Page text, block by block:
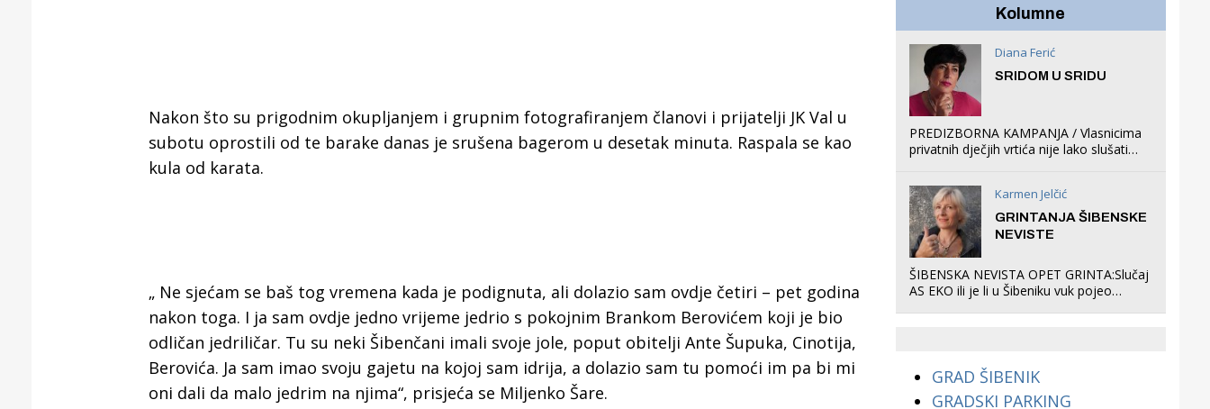
Nakon što su prigodnim okupljanjem i grupnim fotografiranjem članovi i prijatelji JK Val u
subotu oprostili od te barake danas je srušena bagerom u desetak minuta. Raspala se kao
kula od karata.
„ Ne sjećam se baš tog vremena kada je podignuta, ali dolazio sam ovdje četiri – pet godina
nakon toga. I ja sam ovdje jedno vrijeme jedrio s pokojnim Brankom Berovićem koji je bio
odličan jedriličar. Tu su neki Šibenčani imali svoje jole, poput obitelji Ante Šupuka, Cinotija,
Berovića. Ja sam imao svoju gajetu na kojoj sam idrija, a dolazio sam tu pomoći im pa bi mi
oni dali da malo jedrim na njima“, prisjeća se Miljenko Šare.
električnim biciklom.
Kolumne
Diana Ferić
SRIDOM U SRIDU
PREDIZBORNA KAMPANJA / Vlasnicima
privatnih dječjih vrtića nije lako slušati
što oni rade u Šibeniku ne postoji
Karmen Jelčić
GRINTANJA ŠIBENSKE
NEVISTE
ŠIBENSKA NEVISTA OPET GRINTA:Slučaj
AS EKO ili je li u Šibeniku vuk pojeo
GRAD ŠIBENIK
GRADSKI PARKING